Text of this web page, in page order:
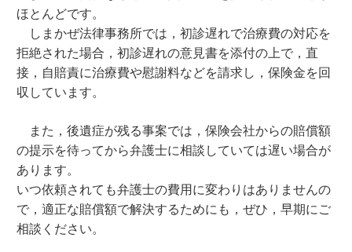
ほとんどです。
しまかぜ法律事務所では，初診遅れで治療費の対応を
拒絶された場合，初診遅れの意見書を添付の上で，直
接，自賠責に治療費や慰謝料などを請求し，保険金を回
収しています。
また，後遺症が残る事案では，保険会社からの賠償額
の提示を待ってから弁護士に相談していては遅い場合が
あります。
いつ依頼されても弁護士の費用に変わりはありませんの
で，適正な賠償額で解決するためにも，ぜひ，早期にご
相談ください。